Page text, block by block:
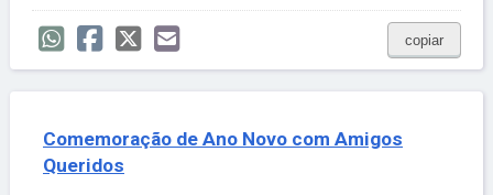
copiar
Comemoração de Ano Novo com Amigos
Queridos